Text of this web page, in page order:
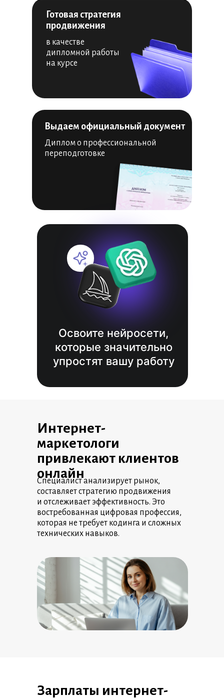
Готовая стратегия
продвижения
в качестве
дипломной работы
на курсе
Выдаем официальный документ
Диплом о профессиональной
переподготовке
Освоите нейросети,
которые значительно
упростят вашу работу
Интернет-
маркетологи
привлекают клиентов
онлайн
Специалист анализирует рынок,
составляет стратегию продвижения
и отслеживает эффективность. Это
востребованная цифровая профессия,
которая не требует кодинга и сложных
технических навыков.
Зарплаты интернет-